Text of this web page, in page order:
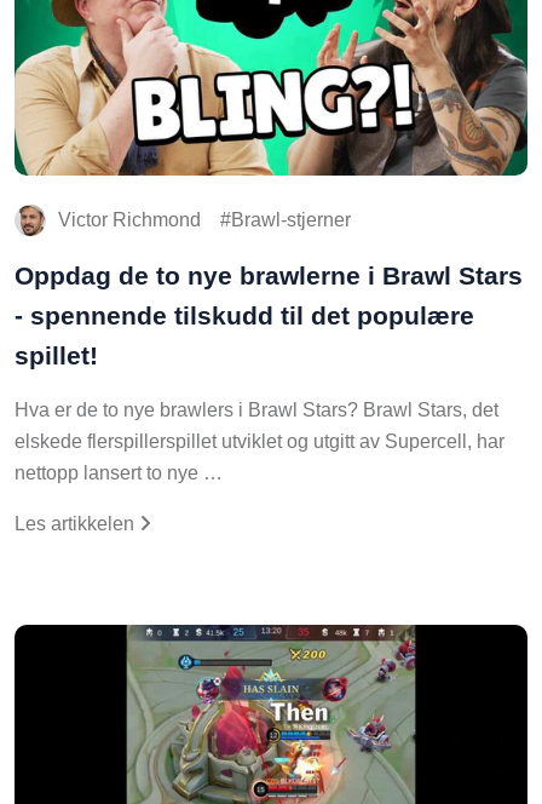
Victor Richmond Brawl-stjerner
Oppdag de to nye brawlerne i Brawl Stars
- spennende tilskudd til det populære
spillet!
Hva er de to nye brawlers i Brawl Stars? Brawl Stars, det
elskede flerspillerspillet utviklet og utgitt av Supercell, har
nettopp lansert to nye …
Les artikkelen